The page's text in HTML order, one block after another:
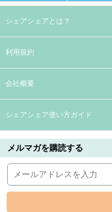
シェアシェアとは？
利用規約
会社概要
シェアシェア使い方ガイド
メルマガを購読する